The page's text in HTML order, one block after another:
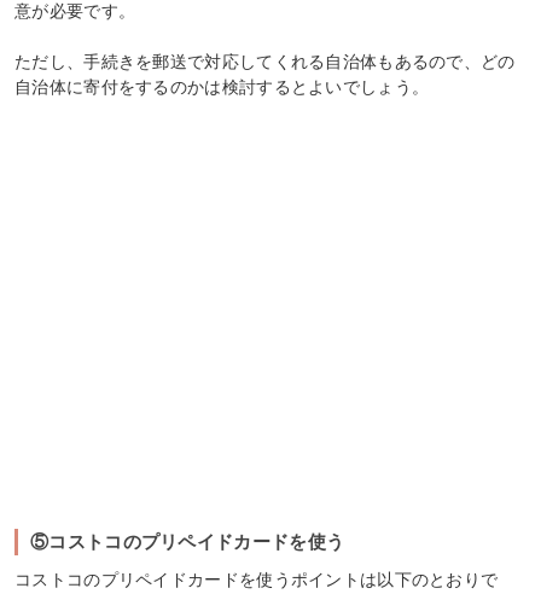
意が必要です。
ただし、手続きを郵送で対応してくれる自治体もあるので、どの
自治体に寄付をするのかは検討するとよいでしょう。
⑤コストコのプリペイドカードを使う
コストコのプリペイドカードを使うポイントは以下のとおりで